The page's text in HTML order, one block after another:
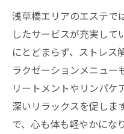
エステ体験前に知
エステ予約時
初めてのエス
エステ来店時
浅草橋エステ
エステ予約時
浅草橋エリアのエステで
したサービスが充実して
にとどまらず、ストレス
ラクゼーションメニュー
リートメントやリンパケ
深いリラックスを促しま
で、心も体も軽やかにな